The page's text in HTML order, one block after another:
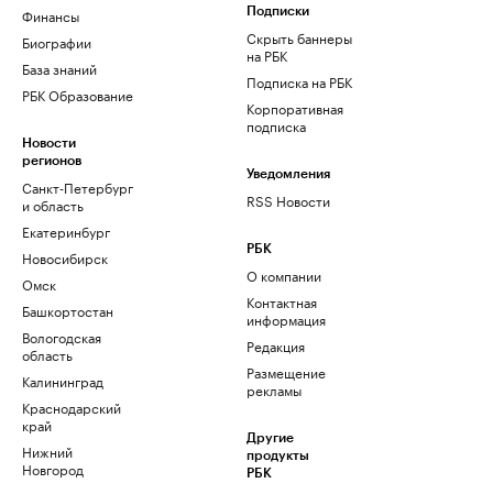
Финансы
Биографии
База знаний
РБК Образование
Новости
регионов
Санкт-Петербург
и область
Екатеринбург
Новосибирск
Омск
Башкортостан
Вологодская
область
Калининград
Краснодарский
край
Нижний
Новгород
Подписки
Скрыть баннеры
на РБК
Подписка на РБК
Корпоративная
подписка
Уведомления
RSS Новости
РБК
О компании
Контактная
информация
Редакция
Размещение
рекламы
Другие
продукты
РБК